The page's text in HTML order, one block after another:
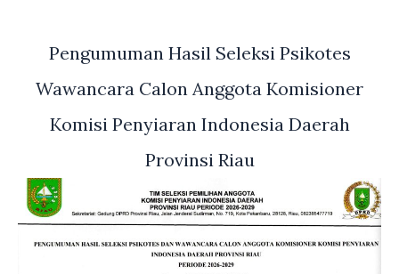
Pengumuman Hasil Seleksi Psikotes
Wawancara Calon Anggota Komisioner
Komisi Penyiaran Indonesia Daerah
Provinsi Riau